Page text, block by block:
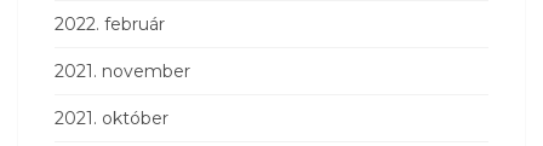
2022. február
2021. november
2021. október